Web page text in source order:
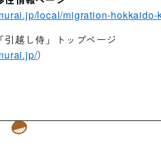
local/migration-hokkaido-
越し侍」トップページ
）